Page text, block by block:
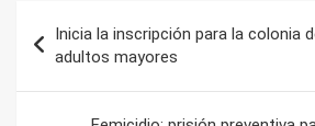
de
entradas
Inicia la inscripción para la colonia
adultos mayores